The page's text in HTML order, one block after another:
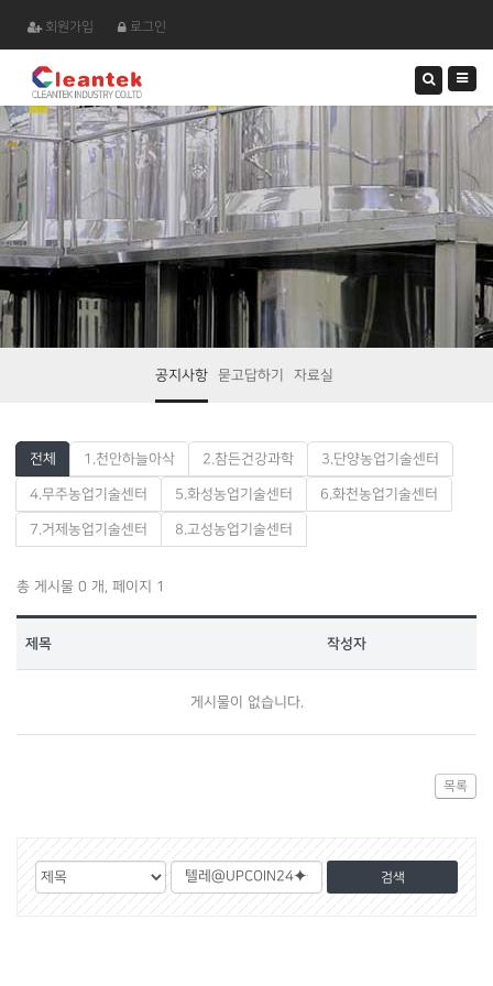
회원가입 로그인
검
색
하
기
공지사항 묻고답하기 자료실
전체 1.천안하늘아삭 2.참든건강과학 3.단양농업기술센터
4.무주농업기술센터 5.화성농업기술센터 6.화천농업기술센터
7.거제농업기술센터 8.고성농업기술센터
총 게시물 0 개, 페이지 1
제목 작성자
게시물이 없습니다.
목록
게
시
검
색
색